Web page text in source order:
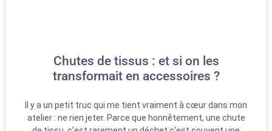
Chutes de tissus : et si on les
transformait en accessoires ?
Il y a un petit truc qui me tient vraiment à cœur dans mon
atelier : ne rien jeter. Parce que honnêtement, une chute